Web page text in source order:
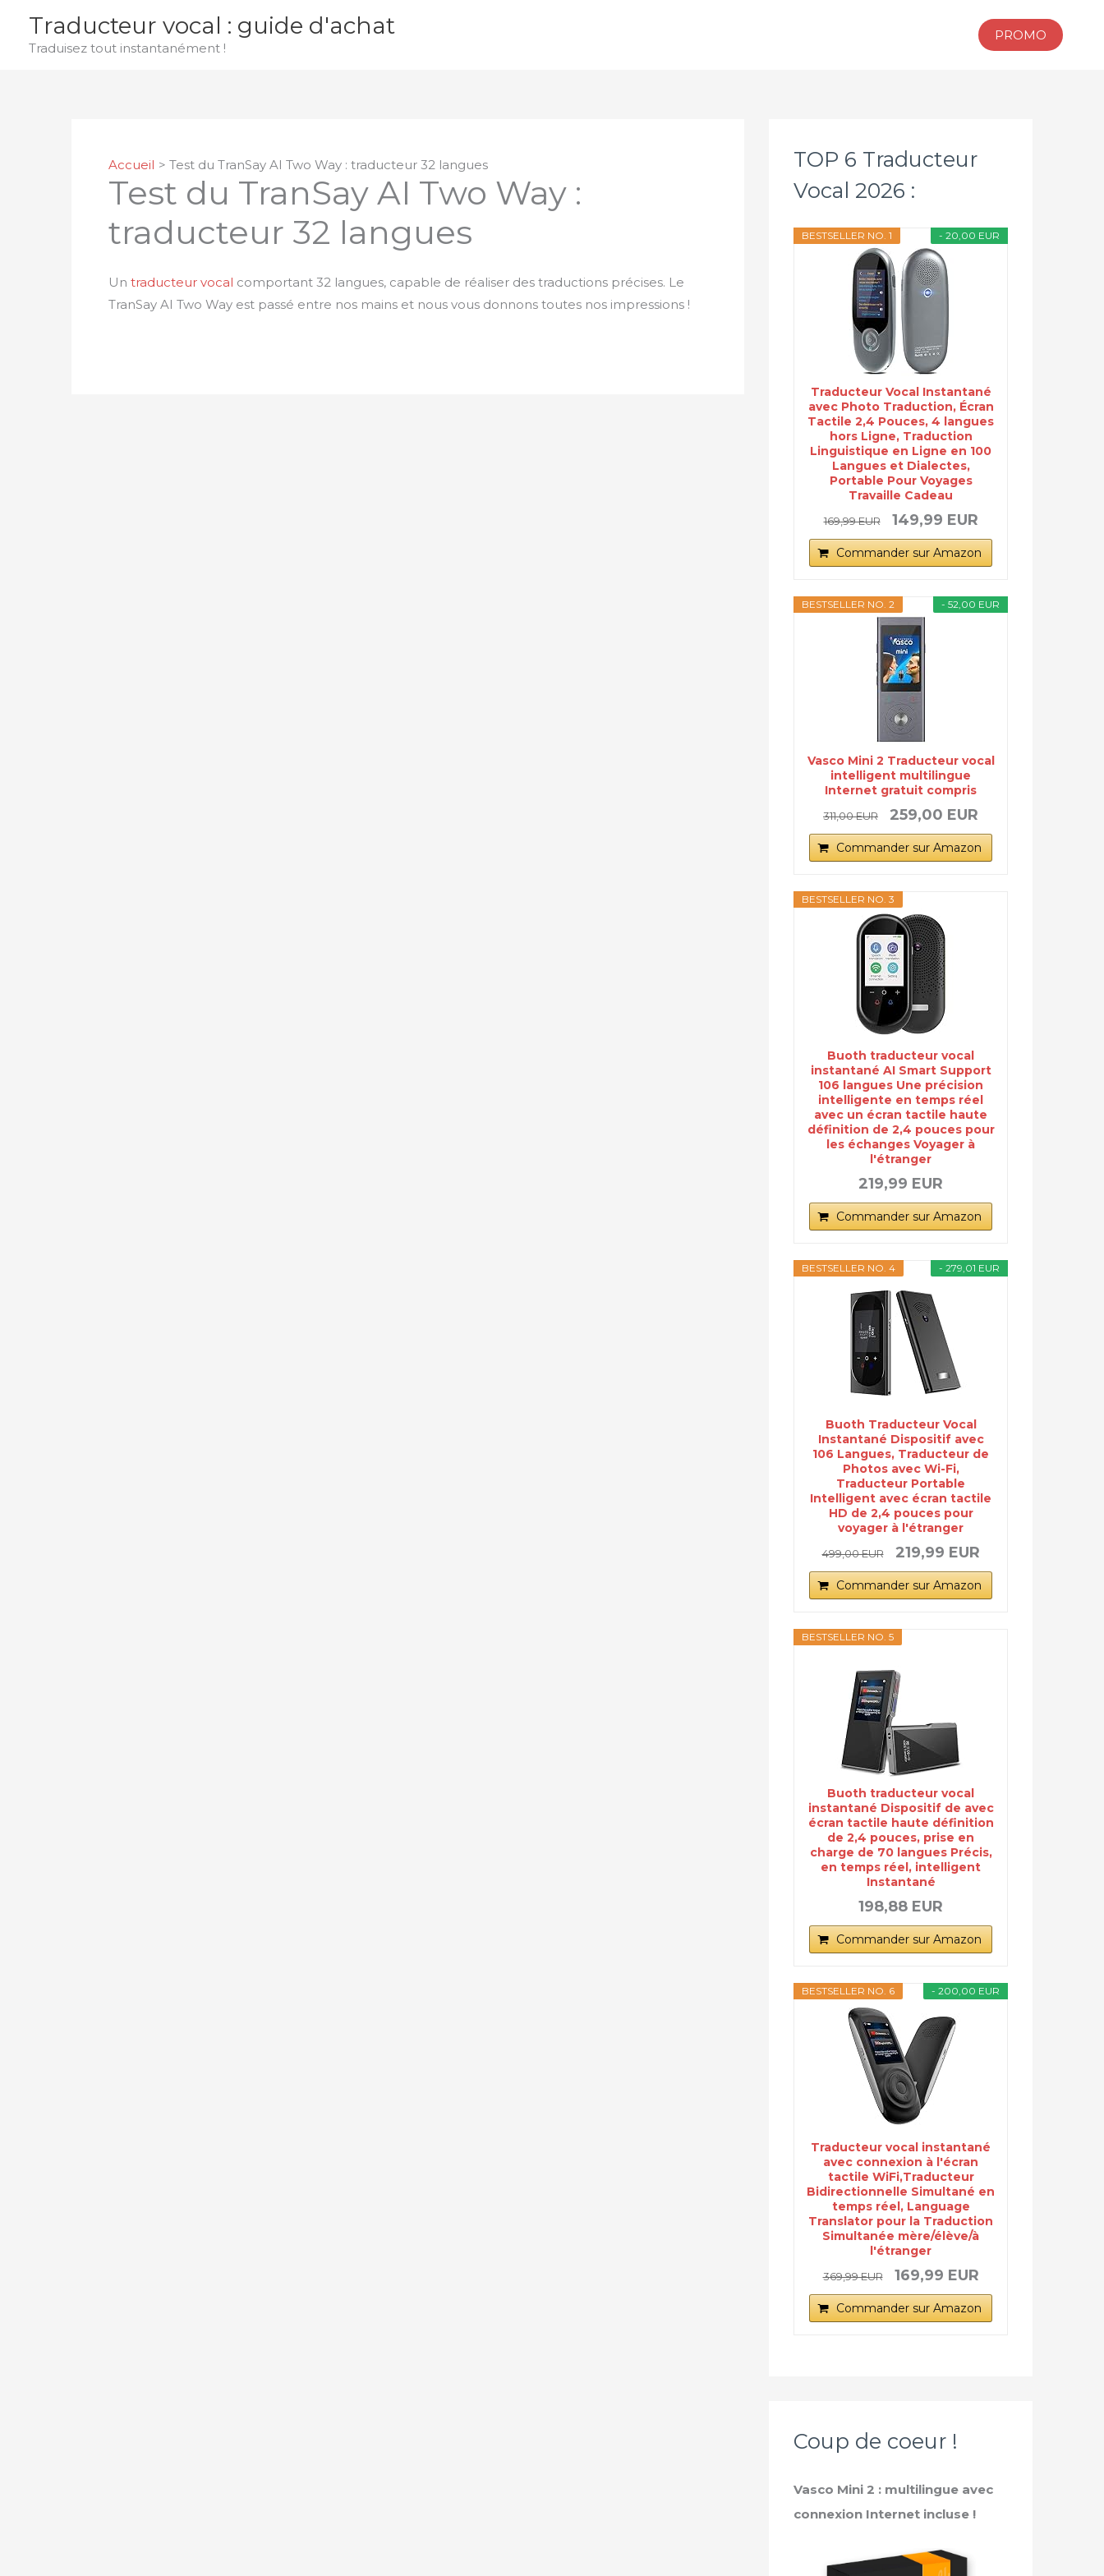
contenu
Traducteur vocal : guide d'achat
Traduisez tout instantanément !
PROMO
Accueil Test du TranSay AI Two Way : traducteur 32 langues
Test du TranSay AI Two Way :
traducteur 32 langues
Un traducteur vocal comportant 32 langues, capable de réaliser des traductions précises. Le
TranSay AI Two Way est passé entre nos mains et nous vous donnons toutes nos impressions !
TOP 6 Traducteur
Vocal 2026 :
- 20,00 EUR
BESTSELLER NO. 1
Traducteur Vocal Instantané
avec Photo Traduction, Écran
Tactile 2,4 Pouces, 4 langues
hors Ligne, Traduction
Linguistique en Ligne en 100
Langues et Dialectes,
Portable Pour Voyages
Travaille Cadeau
169,99 EUR 149,99 EUR
Commander sur Amazon
- 52,00 EUR
BESTSELLER NO. 2
Vasco Mini 2 Traducteur vocal
intelligent multilingue
Internet gratuit compris
311,00 EUR 259,00 EUR
Commander sur Amazon
BESTSELLER NO. 3
Buoth traducteur vocal
instantané AI Smart Support
106 langues Une précision
intelligente en temps réel
avec un écran tactile haute
définition de 2,4 pouces pour
les échanges Voyager à
l'étranger
219,99 EUR
Commander sur Amazon
- 279,01 EUR
BESTSELLER NO. 4
Buoth Traducteur Vocal
Instantané Dispositif avec
106 Langues, Traducteur de
Photos avec Wi-Fi,
Traducteur Portable
Intelligent avec écran tactile
HD de 2,4 pouces pour
voyager à l'étranger
499,00 EUR 219,99 EUR
Commander sur Amazon
BESTSELLER NO. 5
Buoth traducteur vocal
instantané Dispositif de avec
écran tactile haute définition
de 2,4 pouces, prise en
charge de 70 langues Précis,
en temps réel, intelligent
Instantané
198,88 EUR
Commander sur Amazon
- 200,00 EUR
BESTSELLER NO. 6
Traducteur vocal instantané
avec connexion à l'écran
tactile WiFi,Traducteur
Bidirectionnelle Simultané en
temps réel, Language
Translator pour la Traduction
Simultanée mère/élève/à
l'étranger
369,99 EUR 169,99 EUR
Commander sur Amazon
Coup de coeur !
Vasco Mini 2 : multilingue avec
connexion Internet incluse !